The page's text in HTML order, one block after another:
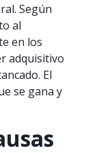
Según
al
en los
adquisitivo
El
se gana y